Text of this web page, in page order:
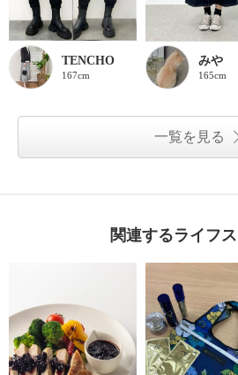
TENCHO
167cm
みや
165cm
一覧を見る
関連するライフ